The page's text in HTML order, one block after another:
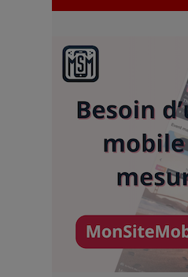
Photographes de
Adieu Jean-Pat
du précipice
Pharaonic
ans d’électro
montagnes, une
manquer